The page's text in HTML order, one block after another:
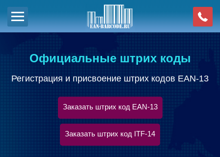
Официальные штрих коды
Регистрация и присвоение штрих кодов EAN-13
Заказать штрих код EAN-13
Заказать штрих код ITF-14